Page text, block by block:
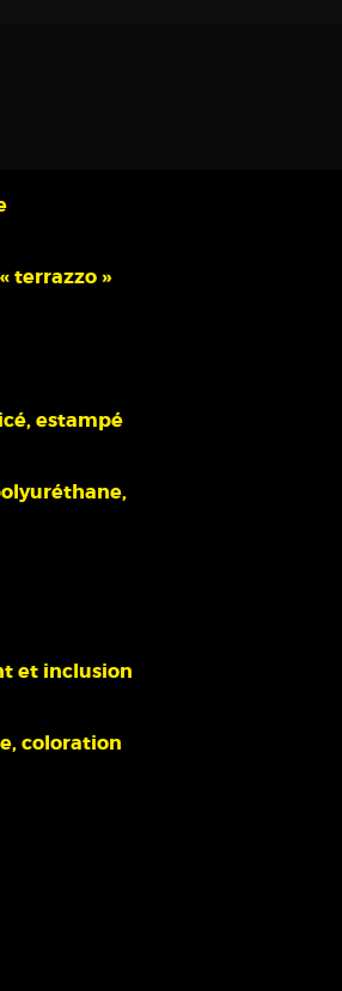
terrazzo »
estampé
et inclusion
coloration